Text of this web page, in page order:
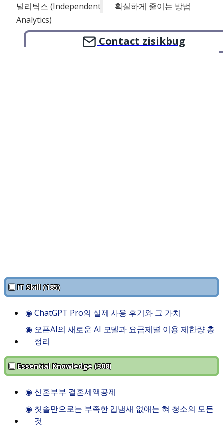
널리틱스 (Independent
Analytics)
확실하게 줄이는 방법
Contact zisikbug
▣ IT Skill (185)
◉ ChatGPT Pro의 실제 사용 후기와 그 가치
◉ 오픈AI의 새로운 AI 모델과 요금제별 이용 제한량 총
정리
▣ Essential Knowledge (308)
◉ 신혼부부 결혼세액공제
◉ 칫솔만으로는 부족한 입냄새 없애는 혀 청소의 모든
것